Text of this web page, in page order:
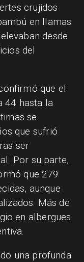
crujidos
en llamas
desde
del
que el
44 hasta la
se
que sufrió
ser
Por su parte,
que 279
aunque
Más de
en albergues
una profunda